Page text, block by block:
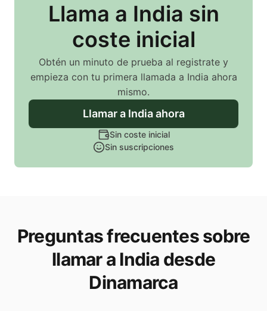
Llama a India sin
coste inicial
Obtén un minuto de prueba al registrate y
empieza con tu primera llamada a India ahora
mismo.
Llamara Indiaahora
Sin coste inicial
Sin suscripciones
Preguntas frecuentes sobre
llamar a India desde
Dinamarca